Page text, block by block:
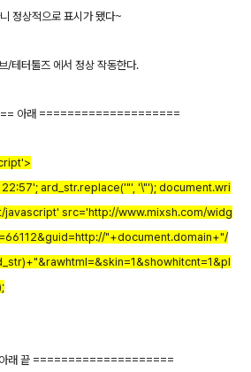
정상적으로 표시가 됐다~
/테터툴즈 에서 정상 작동한다.
아래 ====================
ard_str.replace('"', '\"'); document.wri
src='http://www.mixsh.com/widg
"+document.domain+"/
래 끝 ====================